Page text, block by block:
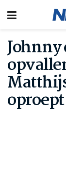
Johnny
oproept